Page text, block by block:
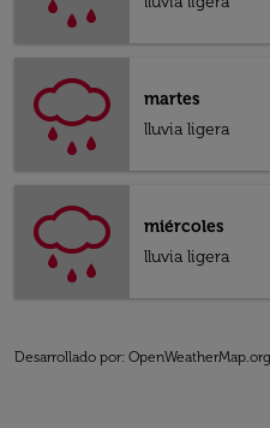
martes
lluvia ligera
miércoles
lluvia ligera
Desarrollado por: OpenWeatherMap.org